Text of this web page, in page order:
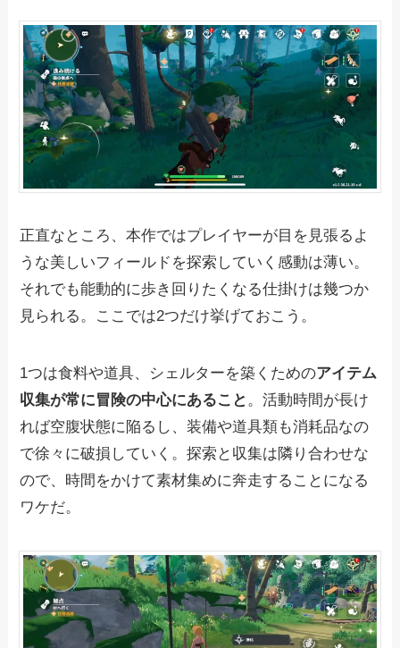
正直なところ、本作ではプレイヤーが目を見張るよ
うな美しいフィールドを探索していく感動は薄い。
それでも能動的に歩き回りたくなる仕掛けは幾つか
見られる。ここでは2つだけ挙げておこう。
1つは食料や道具、シェルターを築くためのアイテム
収集が常に冒険の中心にあること 。活動時間が長け
れば空腹状態に陥るし、装備や道具類も消耗品なの
で徐々に破損していく。探索と収集は隣り合わせな
ので、時間をかけて素材集めに奔走することになる
ワケだ。